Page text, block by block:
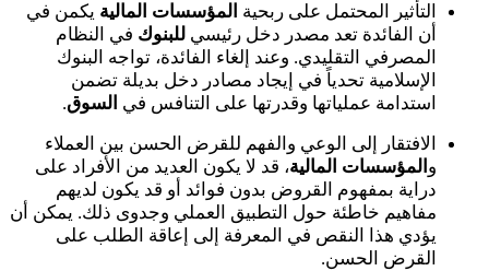
التأثير المحتمل على ربحية المؤسسات المالية يكمن في
أن الفائدة تعد مصدر دخل رئيسي للبنوك في النظام
المصرفي التقليدي. وعند إلغاء الفائدة، تواجه البنوك
الإسلامية تحدياً في إيجاد مصادر دخل بديلة تضمن
استدامة عملياتها وقدرتها على التنافس في السوق.
الافتقار إلى الوعي والفهم للقرض الحسن بين العملاء
و المؤسسات المالية، قد لا يكون العديد من الأفراد على
دراية بمفهوم القروض بدون فوائد أو قد يكون لديهم
مفاهيم خاطئة حول التطبيق العملي وجدوى ذلك. يمكن أن
يؤدي هذا النقص في المعرفة إلى إعاقة الطلب على
القرض الحسن.